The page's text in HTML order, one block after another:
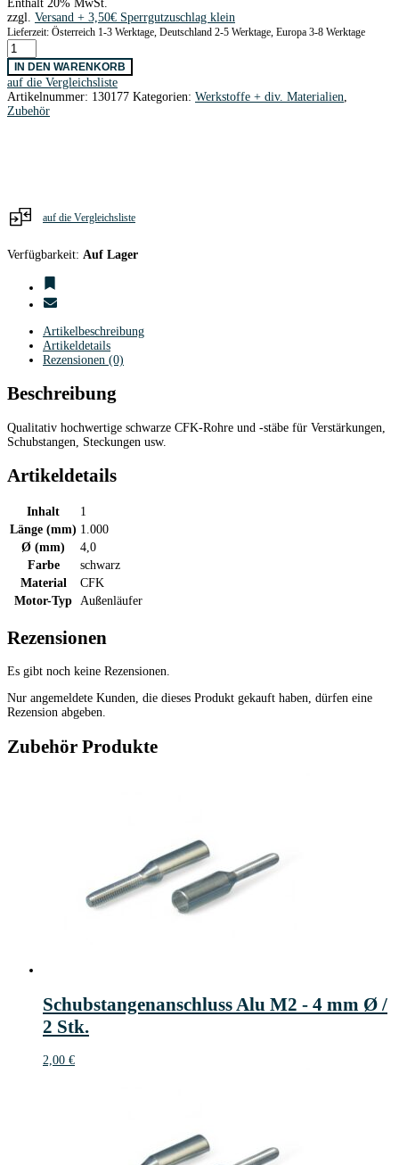
Enthält 20% MwSt.
zzgl. Versand
Lieferzeit: Österreich 1-3 Werktage, Deutschland 2-5 Werktage, Europa 3-8 Werktage
CFK-
Vollstab
4,0
x
1000mm
Menge
IN DEN WARENKORB
auf die Vergleichsliste
Artikelnummer: 130177 Kategorien: Werkstoffe + div. Materialien
Zubehör
auf die Vergleichsliste
Verfügbarkeit: Auf Lager
Artikelbeschreibung
Artikeldetails
Rezensionen (0)
Beschreibung
Qualitativ hochwertige schwarze CFK-Rohre und -stäbe für Verstärkungen,
Schubstangen, Steckungen usw.
Artikeldetails
Inhalt
1
Länge (mm) 1.000
Ø (mm)
4,0
Farbe
schwarz
Material
CFK
Motor-Typ Außenläufer
Rezensionen
Es gibt noch keine Rezensionen.
Nur angemeldete Kunden, die dieses Produkt gekauft haben, dürfen eine
Rezension abgeben.
Zubehör Produkte
Schubstangenanschluss Alu M2 - 4 mm Ø /
2 Stk.
2,00 €